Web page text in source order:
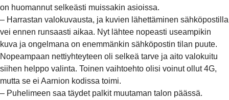
on huomannut selkeästi muissakin asioissa.
– Harrastan valokuvausta, ja kuvien lähettäminen sähköpostilla
vei ennen runsaasti aikaa. Nyt lähtee nopeasti useampikin
kuva ja ongelmana on enemmänkin sähköpostin tilan puute.
Nopeampaan nettiyhteyteen oli selkeä tarve ja aito valokuitu
siihen helppo valinta. Toinen vaihtoehto olisi voinut ollut 4G,
mutta se ei Aarnion kodissa toimi.
– Puhelimeen saa täydet palkit muutaman talon päässä.